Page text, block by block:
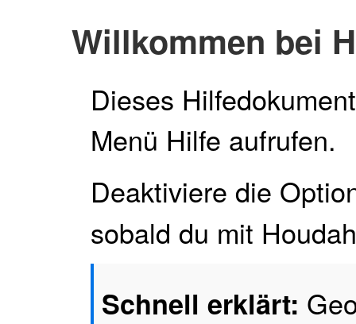
Willkommen bei
Dieses
Menü Hilfe aufrufen.
Deaktiviere die
sobald du mit
Schnell erklärt: